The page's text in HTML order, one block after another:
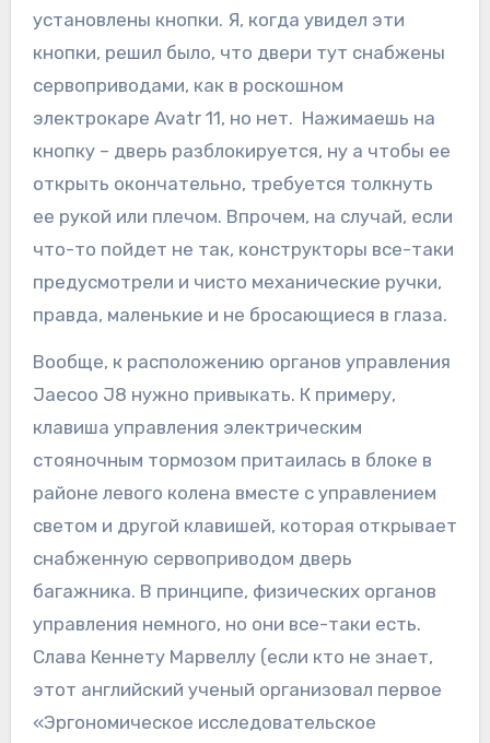
установлены кнопки. Я, когда увидел эти
кнопки, решил было, что двери тут снабжены
сервоприводами, как в роскошном
электрокаре Avatr 11, но нет. Нажимаешь на
кнопку – дверь разблокируется, ну а чтобы ее
открыть окончательно, требуется толкнуть
ее рукой или плечом. Впрочем, на случай, если
что-то пойдет не так, конструкторы все-таки
предусмотрели и чисто механические ручки,
правда, маленькие и не бросающиеся в глаза.
Вообще, к расположению органов управления
Jaecoo J8 нужно привыкать. К примеру,
клавиша управления электрическим
стояночным тормозом притаилась в блоке в
районе левого колена вместе с управлением
светом и другой клавишей, которая открывает
снабженную сервоприводом дверь
багажника. В принципе, физических органов
управления немного, но они все-таки есть.
Слава Кеннету Марвеллу (если кто не знает,
этот английский ученый организовал первое
«Эргономическое исследовательское